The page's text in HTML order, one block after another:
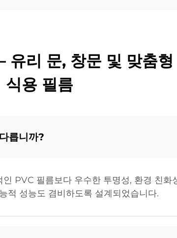
리 문, 창문 및 맞춤
식용 필름
릅니까?
PVC 필름보다 우수한 투명성, 환경 친화
적 성능도 겸비하도록 설계되었습니다.